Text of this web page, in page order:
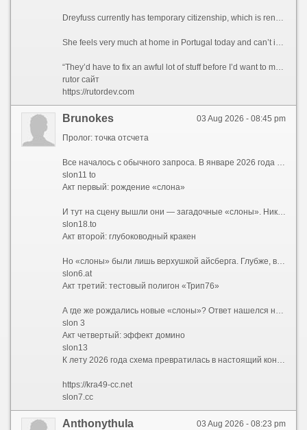
Dreyfuss currently has temporary citizenship, which is renewed every two to three years, and recently began the process of applying for Portuguese citizenship.
She feels very much at home in Portugal today and can’t imagine ever returning to the US permanently.
“They’d have to fix an awful lot of stuff before I’d want to move back,” she says.
rutor сайт
https://rutordev.com
03 Aug 2026 - 08:45 pm
Brunokes
Пролог: точка отсчета
Все началось с обычного запроса. В январе 2026 года пользователи все чаще вбивали в поисковики заветное сочетание — kraken ссылка 2026. Кто-то искал обновленный адрес, кто-то проверял работоспособность старых закладок, а кто-то просто пытался понять, куда исчез привычный интерфейс. Но уже к февралю стало ясно: привычных адресов больше не существует. Вместо них сеть предложила лабиринт, в котором ориентироваться могли только самые подготовленные. Запросы эволюционировали — теперь звучали как kraken 2026 и kraken сайт 2026, но каждый раз выдача выдавала новые, незнакомые комбинации.
slon11 to
Акт первый: рождение «слона»
И тут на сцену вышли они — загадочные «слоны». Никто не знает, кто именно придумал эту схему, но она сработала идеально. Началось с малого: slon2 и slon2 to / slon2.to. Затем подключились slon2 at / slon2.at и slon2 cc / slon2.cc. Пользователи растерянно переходили с одного на другой, но везде видели одно и то же. Кто-то догадался проверить slon3 — и он работал. slon4 — тоже. Так, шаг за шагом, открывались slon5, slon6, slon7, slon8, slon9, slon10... Казалось, этому не будет конца. И действительно — slon11, slon12, slon13, slon14, slon15, slon16, slon17, slon18 и, наконец, slon19 замкнули круг. Каждый из них существовал в трех ипостасях: .to, .at и .cc. Причем можно было писать слитно — slon12.to, а можно с пробелом — slon 12 to — и это работало одинаково.
slon18.to
Акт второй: глубоководный кракен
Но «слоны» были лишь верхушкой айсберга. Глубже, в темных водах сети Tor, обитали настоящие гиганты — длинные .onion-адреса, которые невозможно запомнить, но можно распознать по префиксу. Первым в списке шел kraken2trfqodidvlh4aa337cpzfrhdlfldhve5nf7njhumwr7instad.onion — настоящий монстр из 56 символов. За ним тянулись его собратья: kraken3yvbvzmhytnrnuhsy772i6dfobofu652e27f5hx6y5cpj7rgyd.onion, kraken4qzqnoi7ogpzpzwrxk7mw53n5i56loydwiyonu4owxsh4g67yd.onion, kraken5af44k24fwzohe6fvqfgxfsee4lgydb3ayzkfhlzqhuwlo33ad.onion, kraken6gf6o4rxewycqwjgfchzgxyfeoj5xafqbfm4vgvyaig2vmxvyd.onion и kraken7jmgt7yhhe2c4iyilthnhcugfylcztsdhh7otrr6jgdw667pqd.onion. Специалисты окрестили их «шестеркой кракенов» — и каждый из них вел в одно и то же место, словно шесть дверей в одну комнату.
slon6.at
Акт третий: тестовый полигон «Трип76»
А где же рождались новые «слоны»? Ответ нашелся неожиданно — на коротких доменах trip76. Сначала появился trip76.co, затем его клон trip76.at. Кто-то писал их слитно, кто-то с пробелом — trip76 co и trip76 at — но суть оставалась той же: это были испытательные стенды. Именно здесь обкатывались новые интерфейсы, проверялись скрипты и тестировалась устойчивость к DDoS-атакам. Если «трип» выдерживал нагрузку, его конфигурацию переносили на свежего «слона» — например, с trip76.co на slon18.to и slon 18 at. Так рождалась бесконечная цепочка обновлений.
slon 3
Акт четвертый: эффект домино
slon13
К лету 2026 года схема превратилась в настоящий конвейер. Заблокировали slon2.to? Пожалуйста — вот slon2.at и slon2.cc. Закрыли все версии двойки? Переходим на slon3. И так по нарастающей: slon4, slon5, slon6, slon7, slon8, slon9, slon10, slon11, slon12, slon13, slon14, slon15, slon16, slon17, slon18, slon19. Каждый номер — это три домена: .to, .at и .cc. Каждый домен — это два варианта написания: слитный и с пробелом. Простая математика говорит: 18 номеров ? 3 зоны ? 2 варианта = 108 только «слонов», не считая шести .onion-адресов и тестовых «трипов». А ведь в любой момент мог появиться slon20, slon21 и так далее — ограничений не было.
https://kra49-cc.net
slon7.cc
03 Aug 2026 - 08:23 pm
Anthonythula